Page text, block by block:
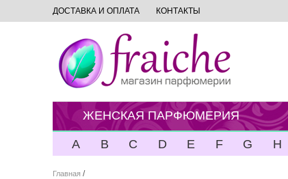
ДОСТАВКА И ОПЛАТА КОНТАКТЫ
ЖЕНСКАЯ ПАРФЮМЕРИЯ
A B C D E F G H
Главная /